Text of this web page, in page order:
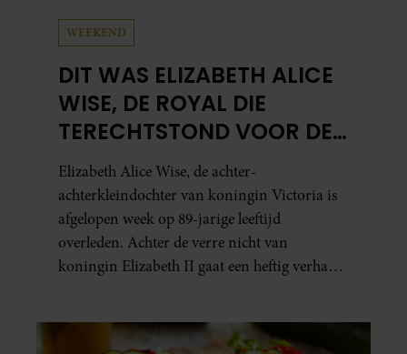
WEEKEND
DIT WAS ELIZABETH ALICE
WISE, DE ROYAL DIE
TERECHTSTOND VOOR DE
DOOD VAN HAAR BABY
Elizabeth Alice Wise, de achter-
achterkleindochter van koningin Victoria is
afgelopen week op 89-jarige leeftijd
overleden. Achter de verre nicht van
koningin Elizabeth II gaat een heftig verhaal